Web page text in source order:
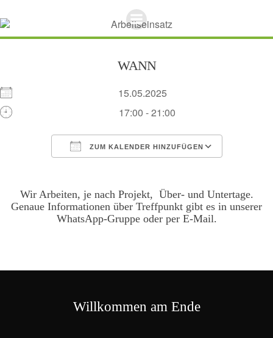
Zum
Inhalt
springen
WANN
15.05.2025
17:00 - 21:00
ZUM KALENDER HINZUFÜGEN
Wir Arbeiten, je nach Projekt, Über- und Untertage.
Genaue Informationen über Treffpunkt gibt es in unserer
WhatsApp-Gruppe oder per E-Mail.
Willkommen am Ende